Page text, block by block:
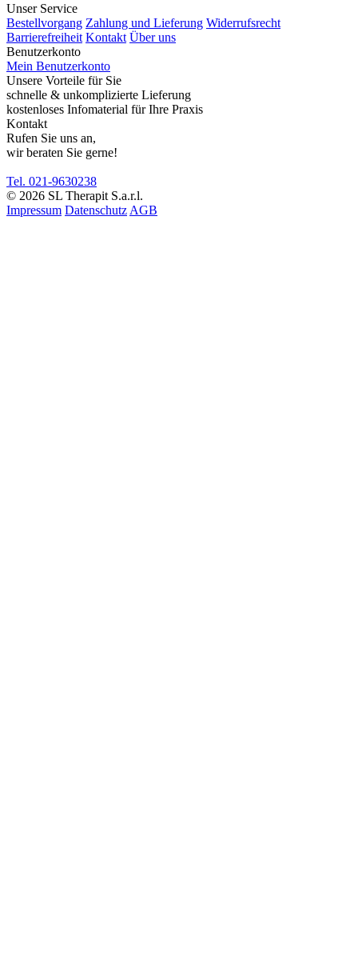
Unser Service
Bestellvorgang Zahlung und Lieferung Widerrufsrecht
Barrierefreiheit Kontakt Über uns
Benutzerkonto
Mein Benutzerkonto
Unsere Vorteile für Sie
schnelle & unkomplizierte Lieferung
kostenloses Infomaterial für Ihre Praxis
Kontakt
Rufen Sie uns an,
wir beraten Sie gerne!
Tel. 021-9630238
© 2026 SL Therapit S.a.r.l.
Impressum Datenschutz AGB